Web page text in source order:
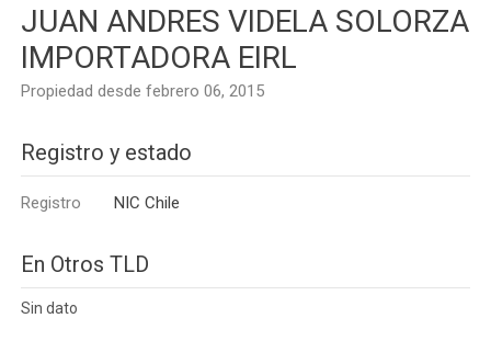
JUAN ANDRES VIDELA SOLORZA
IMPORTADORA EIRL
Propiedad desde febrero 06, 2015
Registro y estado
Registro NIC Chile
En Otros TLD
Sin dato